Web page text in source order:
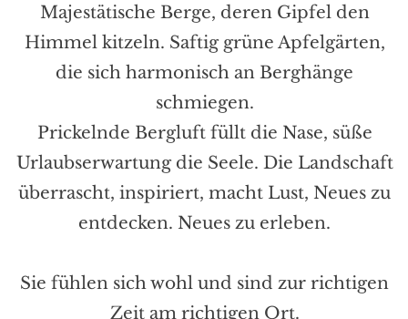
Majestätische Berge, deren Gipfel den
Himmel kitzeln. Saftig grüne Apfelgärten,
die sich harmonisch an Berghänge
schmiegen.
Prickelnde Bergluft füllt die Nase, süße
Urlaubserwartung die Seele. Die Landschaft
überrascht, inspiriert, macht Lust, Neues zu
entdecken. Neues zu erleben.
Sie fühlen sich wohl und sind zur richtigen
Zeit am richtigen Ort.